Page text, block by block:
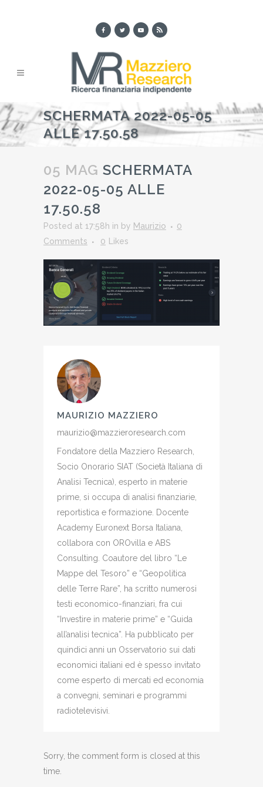
SCHERMATA 2022-05-05
ALLE 17.50.58
05 MAG SCHERMATA
2022-05-05 ALLE
17.50.58
Posted at 17:58h in by Maurizio
0
Comments
0 Likes
MAURIZIO MAZZIERO
maurizio@mazzieroresearch.com
Fondatore della Mazziero Research,
Socio Onorario SIAT (Società Italiana di
Analisi Tecnica), esperto in materie
prime, si occupa di analisi finanziarie,
reportistica e formazione. Docente
Academy Euronext Borsa Italiana,
collabora con OROvilla e ABS
Consulting. Coautore del libro “Le
Mappe del Tesoro” e “Geopolitica
delle Terre Rare”, ha scritto numerosi
testi economico-finanziari, fra cui
“Investire in materie prime” e “Guida
all’analisi tecnica”. Ha pubblicato per
quindici anni un Osservatorio sui dati
economici italiani ed è spesso invitato
come esperto di mercati ed economia
a convegni, seminari e programmi
radiotelevisivi.
Sorry, the comment form is closed at this
time.